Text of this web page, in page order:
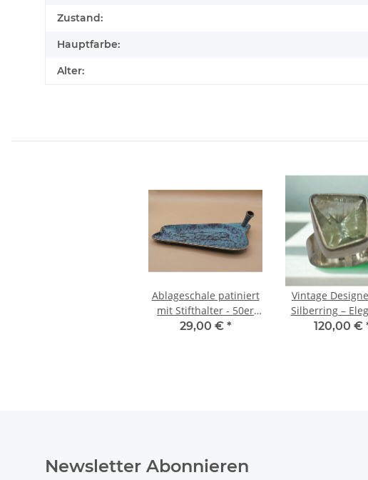
Zustand:
Hauptfarbe:
Alter:
Ablageschale patiniert
mit Stifthalter - 50er
Jahre Vintage
29,00 € *
Vintage
Silberring –
Ring mit
120,00 €
Newsletter Abonnieren